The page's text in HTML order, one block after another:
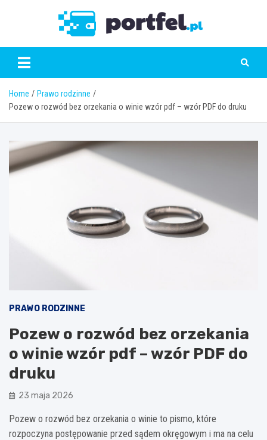
Home
Prawo rodzinne
Pozew o rozwód bez orzekania o winie wzór pdf – wzór PDF do druku
PRAWO RODZINNE
Pozew o rozwód bez orzekania
o winie wzór pdf – wzór PDF do
druku
23 maja 2026
Pozew o rozwód bez orzekania o winie to pismo, które
rozpoczyna postępowanie przed sądem okręgowym i ma na celu